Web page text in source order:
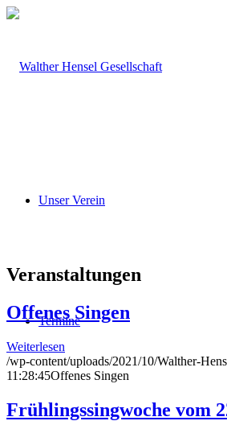
Unser Verein
Termine
Veranstaltungen
Offenes Singen
Weiterlesen
/wp-content/uploads/2021/10/Walther-
11:28:45Offenes Singen
Frühlingssingwoche vom